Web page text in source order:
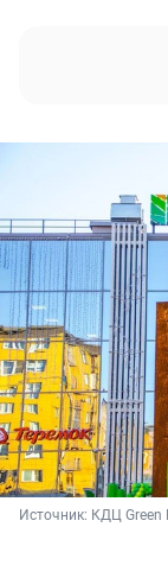
Источник: КДЦ Green